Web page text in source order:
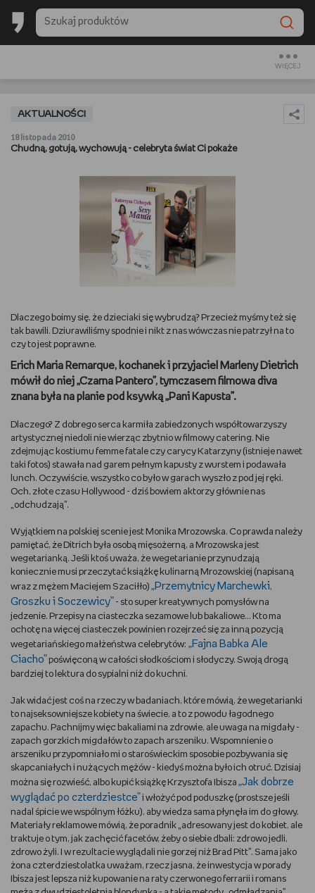
WIĘCEJ
BACK TO SCHOOL
SŁUCHAM
DBAM O URODĘ
TRENUJĘ
MAM ZWIERZĘTA
PASJE DZIECKA
RYSUJĘ
PORADNIKI
WYWIADY
WSZYSTKO O LEGO
WYDARZENIA
POD PATRONATEM EMPIKU
AKTUALNOŚCI
18 listopada 2010
Chudną, gotują, wychowują - celebryta świat Ci pokaże
Dlaczego boimy się, że dzieciaki się wybrudzą? Przecież myśmy też się
tak bawili. Dziurawiliśmy spodnie i nikt z nas wówczas nie patrzył na to
czy to jest poprawne.
Erich Maria Remarque, kochanek i przyjaciel Marleny Dietrich
mówił do niej „Czarna Pantero”, tymczasem filmowa diva
znana była na planie pod ksywką „Pani Kapusta”.
Dlaczego? Z dobrego serca karmiła zabiedzonych współtowarzyszy
artystycznej niedoli nie wierząc zbytnio w filmowy catering. Nie
zdejmując kostiumu femme fatale czy carycy Katarzyny (istnieje nawet
taki fotos) stawała nad garem pełnym kapusty z wurstem i podawała
lunch. Oczywiście, wszystko co było w garach wyszło z pod jej ręki.
Och, złote czasu Hollywood - dziś bowiem aktorzy głównie nas
„odchudzają”.
Wyjątkiem na polskiej scenie jest Monika Mrozowska. Co prawda należy
pamiętać, że Ditrich była osobą mięsożerną, a Mrozowska jest
wegetarianką. Jeśli ktoś uważa, że wegetarianie przynudzają
koniecznie musi przeczytać książkę kulinarną Mrozowskiej (napisaną
wraz z mężem Maciejem Szaciłło) „Przemytnicy Marchewki,
Groszku i Soczewicy” - sto super kreatywnych pomysłów na
jedzenie. Przepisy na ciasteczka sezamowe lub bakaliowe... Kto ma
ochotę na więcej ciasteczek powinien rozejrzeć się za inną pozycją
wegetariańskiego małżeństwa celebrytów: „Fajna Babka Ale
Ciacho” poświęconą w całości słodkościom i słodyczy. Swoją drogą
bardziej to lektura do sypialni niż do kuchni.
Jak widać jest coś na rzeczy w badaniach, które mówią, że wegetarianki
to najseksowniejsze kobiety na świecie, a to z powodu łagodnego
zapachu. Pachnijmy więc bakaliami na zdrowie, ale uwaga na migdały -
zapach gorzkich migdałów to zapach arszeniku. Wspomnienie o
arszeniku przypomniało mi o staroświeckim sposobie pozbywania się
skapcaniałych i nużących mężów - kiedyś można było ich otruć. Dzisiaj
można się rozwieść, albo kupić książkę Krzysztofa Ibisza „Jak dobrze
wyglądać po czterdziestce”i włożyć pod poduszkę (prostsze jeśli
nadal śpicie we wspólnym łóżku), aby wiedza sama płynęła im do głowy.
Materiały reklamowe mówią, że poradnik „adresowany jest do kobiet, ale
traktuje o tym, jak zachęcić facetów, żeby o siebie dbali: zdrowo jedli,
zdrowo żyli. I w rezultacie wyglądali nie gorzej niż Brad Pitt”. Sama jako
żona czterdziestolatka uważam, rzecz jasna, że inwestycja w porady
Ibisza jest lepsza niż kupowanie na raty czerwonego ferrarii i romans